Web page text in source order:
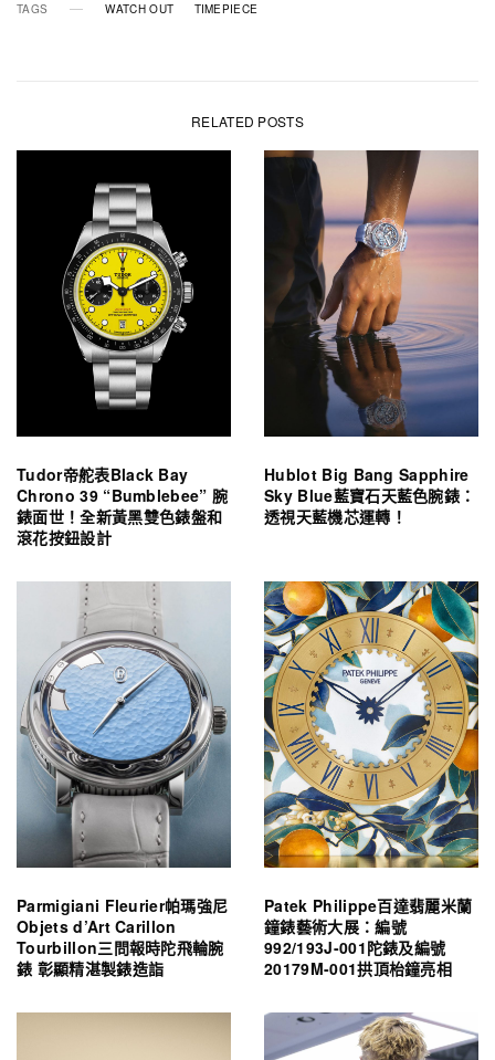
TAGS WATCH OUT TIMEPIECE
RELATED POSTS
Tudor帝舵表Black Bay
Chrono 39 “Bumblebee” 腕
錶面世！全新黃黑雙色錶盤和
滾花按鈕設計
Hublot Big Bang Sapphire
Sky Blue藍寶石天藍色腕錶：
透視天藍機芯運轉！
Parmigiani Fleurier帕瑪強尼
Objets d’Art Carillon
Tourbillon三問報時陀飛輪腕
錶 彰顯精湛製錶造詣
Patek Philippe百達翡麗米蘭
鐘錶藝術大展：編號
992/193J-001陀錶及編號
20179M-001拱頂枱鐘亮相